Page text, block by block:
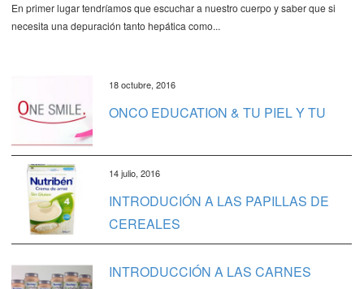
En primer lugar tendríamos que escuchar a nuestro cuerpo y saber que si
necesita una depuración tanto hepática como...
18 octubre, 2016
ONCO EDUCATION & TU PIEL Y TU
14 julio, 2016
INTRODUCIÓN A LAS PAPILLAS DE
CEREALES
INTRODUCCIÓN A LAS CARNES